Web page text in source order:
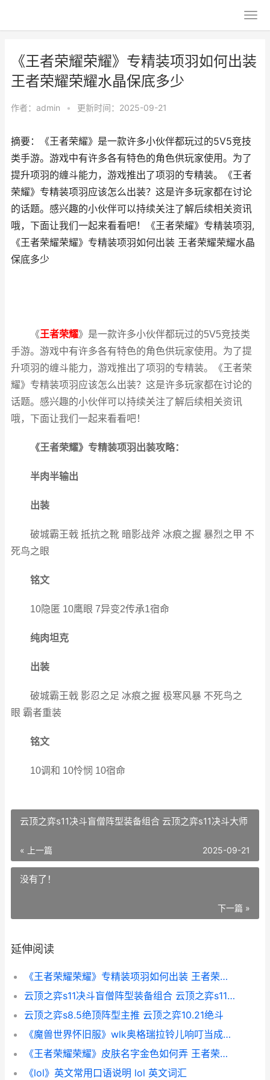
《王者荣耀荣耀》专精装项羽如何出装
王者荣耀荣耀水晶保底多少
作者： admin • 更新时间：2025-09-21
摘要：《王者荣耀》是一款许多小伙伴都玩过的5V5竞技
类手游。游戏中有许多各有特色的角色供玩家使用。为了
提升项羽的缠斗能力，游戏推出了项羽的专精装。《王者
荣耀》专精装项羽应该怎么出装？这是许多玩家都在讨论
的话题。感兴趣的小伙伴可以持续关注了解后续相关资讯
哦，下面让我们一起来看看吧！《王者荣耀》专精装项羽,
《王者荣耀荣耀》专精装项羽如何出装 王者荣耀荣耀水晶
保底多少
《王者荣耀》是一款许多小伙伴都玩过的5V5竞技类
手游。游戏中有许多各有特色的角色供玩家使用。为了提
升项羽的缠斗能力，游戏推出了项羽的专精装。《王者荣
耀》专精装项羽应该怎么出装？这是许多玩家都在讨论的
话题。感兴趣的小伙伴可以持续关注了解后续相关资讯
哦，下面让我们一起来看看吧！
《王者荣耀》专精装项羽出装攻略：
半肉半输出
出装
破城霸王戟 抵抗之靴 暗影战斧 冰痕之握 暴烈之甲 不
死鸟之眼
铭文
10隐匿 10鹰眼 7异变2传承1宿命
纯肉坦克
出装
破城霸王戟 影忍之足 冰痕之握 极寒风暴 不死鸟之
眼 霸者重装
铭文
10调和 10怜悯 10宿命
云顶之弈s11决斗盲僧阵型装备组合 云顶之弈s11决斗大师
« 上一篇 2025-09-21
没有了！
下一篇 »
延伸阅读
《王者荣耀荣耀》专精装项羽如何出装 王者荣耀荣耀水晶保底多少
云顶之弈s11决斗盲僧阵型装备组合 云顶之弈s11决斗大师
云顶之弈s8.5绝顶阵型主推 云顶之弈10.21绝斗
《魔兽世界怀旧服》wlk奥格瑞拉铃儿响叮当成就如何做策略 魔兽世界怀旧服60版本
《王者荣耀荣耀》皮肤名字金色如何弄 王者荣耀荣耀之章
《lol》英文常用口语说明 lol 英文词汇